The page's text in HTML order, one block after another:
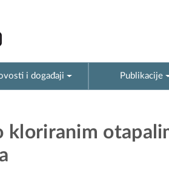
i događaji Publikacije
kloriranim